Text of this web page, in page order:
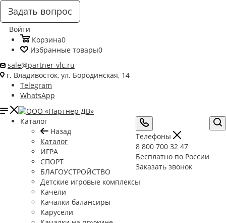
Задать вопрос
Войти
Корзина0
Избранные товары0
sale@partner-vlc.ru
г. Владивосток, ул. Бородинская, 14
Telegram
WhatsApp
Телефоны
8 800 700 32 47
Бесплатно по России
Заказать звонок
Каталог
Назад
Каталог
ИГРА
СПОРТ
БЛАГОУСТРОЙСТВО
Детские игровые комплексы
Качели
Качалки балансиры
Карусели